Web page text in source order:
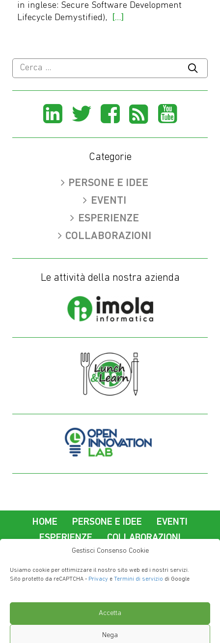
Gestisci Consenso Cookie
Usiamo cookie per ottimizzare il nostro sito web ed i nostri servizi.
Sito protetto da reCAPTCHA - Privacy e Termini di servizio di Google
Accetta
Nega
in inglese: Secure Software Development
Lifecycle Demystified),
[…]
Ricerca
Share
on
LinkedIn
Share
on
X
(Twitter)
Share
on
Facebook
Share
on on
Categorie
PERSONE E IDEE
EVENTI
ESPERIENZE
COLLABORAZIONI
Le attività della nostra azienda
HOME PERSONE E IDEE
EVENTI
ESPERIENZE
COLLABORAZIONI
Lavorare a Imola Informatica
Contatti
Copyright © 2019 - Imola Informatica S.P.A. - via Selice 66/a 40026 Imola